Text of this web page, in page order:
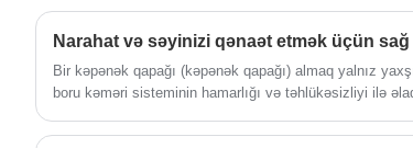
Narahat və səyinizi qənaət etmək üçün sağ
Bir kəpənək qapağı (kəpənək qapağı) almaq yalnız
boru kəməri sisteminin hamarlığı və təhlükəsizliyi ilə
almağa kömək etmək üçün satın alarkən diqqət